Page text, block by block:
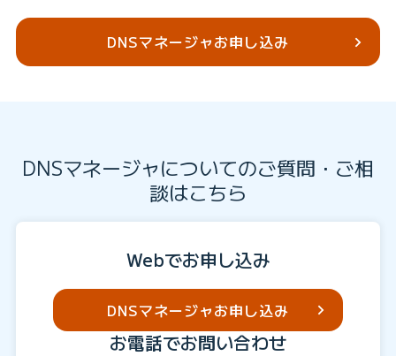
DNSマネージャお申し込み
DNSマネージャについてのご質問・ご相
談はこちら
Webでお申し込み
DNSマネージャお申し込み
お電話でお問い合わせ